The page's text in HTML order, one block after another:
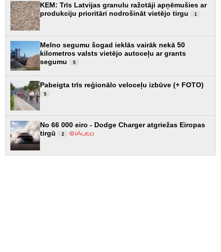
KEM: Trīs Latvijas granulu ražotāji apņēmušies ar
produkciju prioritāri nodrošināt vietējo tirgu
1
Melno segumu šogad ieklās vairāk nekā 50
kilometros valsts vietējo autoceļu ar grants
segumu
5
Pabeigta trīs reģionālo veloceļu izbūve (+ FOTO)
5
No 66 000 eiro - Dodge Charger atgriežas Eiropas
tirgū
2